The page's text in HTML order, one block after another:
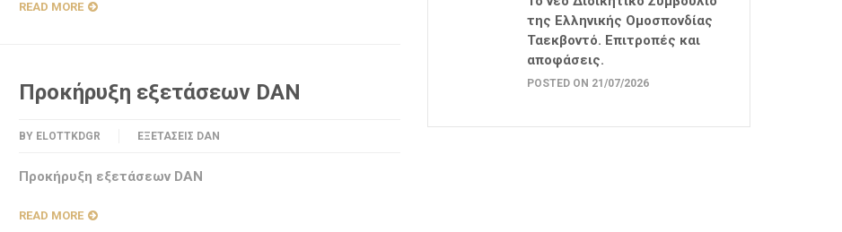
READ MORE
Προκήρυξη εξετάσεων DAN
BY ELOTTKDGR ΕΞΕΤΆΣΕΙΣ DAN
Προκήρυξη εξετάσεων DAN
READ MORE
της Ελληνικής Ομοσπονδίας
Ταεκβοντό. Επιτροπές και
αποφάσεις.
POSTED ON 21/07/2026